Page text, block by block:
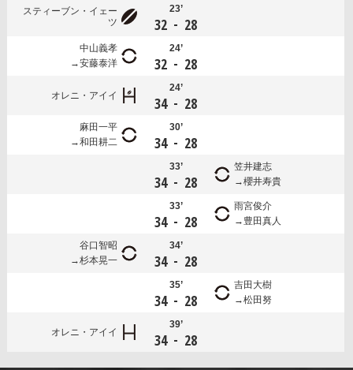
スティーブン・イェー
ツ
23’
32 - 28
中山義孝
安藤泰洋
24’
32 - 28
オレニ・アイイ
24’
34 - 28
麻田一平
和田耕二
30’
34 - 28
33’
34 - 28
笠井建志
櫻井寿貴
33’
34 - 28
雨宮俊介
豊田真人
谷口智昭
杉本晃一
34’
34 - 28
35’
34 - 28
吉田大樹
松田努
オレニ・アイイ
39’
34 - 28